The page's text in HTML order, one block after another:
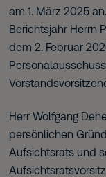
am 1. März 2025
Berichtsjahr Herrn
dem 2. Februar
Herr Wolfgang
persönlichen
Aufsichtsrats und